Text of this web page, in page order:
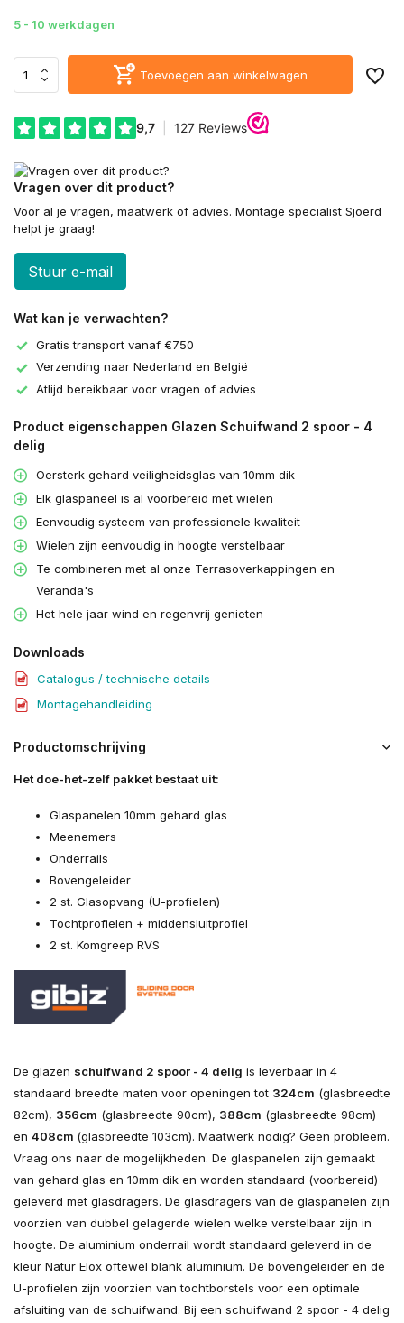
5 - 10 werkdagen
Toevoegen aan winkelwagen
Vragen over dit product?
Voor al je vragen, maatwerk of advies. Montage specialist Sjoerd
helpt je graag!
Stuur e-mail
Wat kan je verwachten?
Gratis transport vanaf €750
Verzending naar Nederland en België
Atlijd bereikbaar voor vragen of advies
Product eigenschappen Glazen Schuifwand 2 spoor - 4
delig
Oersterk gehard veiligheidsglas van 10mm dik
Elk glaspaneel is al voorbereid met wielen
Eenvoudig systeem van professionele kwaliteit
Wielen zijn eenvoudig in hoogte verstelbaar
Te combineren met al onze Terrasoverkappingen en
Veranda's
Het hele jaar wind en regenvrij genieten
Downloads
Catalogus / technische details
Montagehandleiding
Productomschrijving
Het doe-het-zelf pakket bestaat uit:
Glaspanelen 10mm gehard glas
Meenemers
Onderrails
Bovengeleider
2 st. Glasopvang (U-profielen)
Tochtprofielen + middensluitprofiel
2 st. Komgreep RVS
De glazen schuifwand 2 spoor - 4 delig is leverbaar in 4
standaard breedte maten voor openingen tot 324cm (glasbreedte
82cm), 356cm (glasbreedte 90cm), 388cm (glasbreedte 98cm)
en 408cm (glasbreedte 103cm). Maatwerk nodig? Geen probleem.
Vraag ons naar de mogelijkheden. De glaspanelen zijn gemaakt
van gehard glas en 10mm dik en worden standaard (voorbereid)
geleverd met glasdragers. De glasdragers van de glaspanelen zijn
voorzien van dubbel gelagerde wielen welke verstelbaar zijn in
hoogte. De aluminium onderrail wordt standaard geleverd in de
kleur Natur Elox oftewel blank aluminium. De bovengeleider en de
U-profielen zijn voorzien van tochtborstels voor een optimale
afsluiting van de schuifwand. Bij een schuifwand 2 spoor - 4 delig